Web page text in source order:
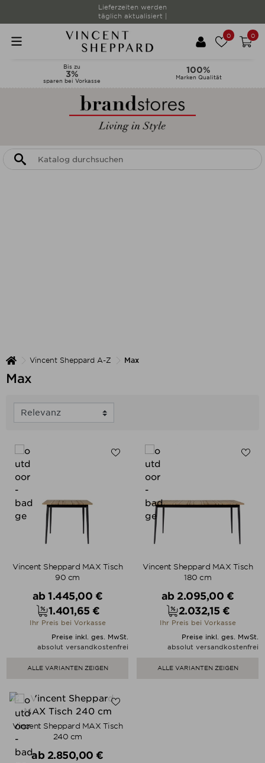
Lieferzeiten werden
täglich aktualisiert |
0 0
Bis zu
3%
sparen bei Vorkasse
100%
Marken Qualität
Vincent Sheppard A-Z Max
Max
Vincent Sheppard MAX Tisch
90 cm
Verkaufspreis
ab 1.445,00 €
Preis
1.401,65 €
Ihr Preis bei Vorkasse
Preise inkl. ges. MwSt.
absolut versandkostenfrei
ALLE VARIANTEN ZEIGEN
Vincent Sheppard MAX Tisch
180 cm
Verkaufspreis
ab 2.095,00 €
Preis
2.032,15 €
Ihr Preis bei Vorkasse
Preise inkl. ges. MwSt.
absolut versandkostenfrei
ALLE VARIANTEN ZEIGEN
Vincent Sheppard MAX Tisch
240 cm
Verkaufspreis
ab 2.850,00 €